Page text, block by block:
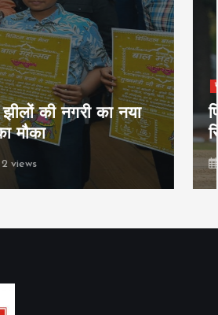
क्रॉसवर्ड व आदित्यम
जीते
163 views